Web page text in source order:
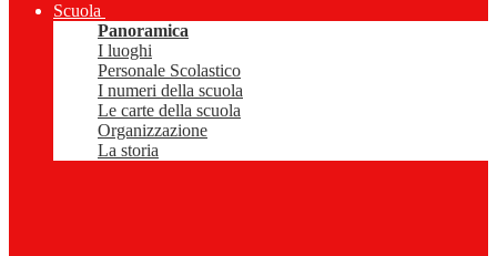
Scuola
Panoramica
I luoghi
Personale Scolastico
I numeri della scuola
Le carte della scuola
Organizzazione
La storia